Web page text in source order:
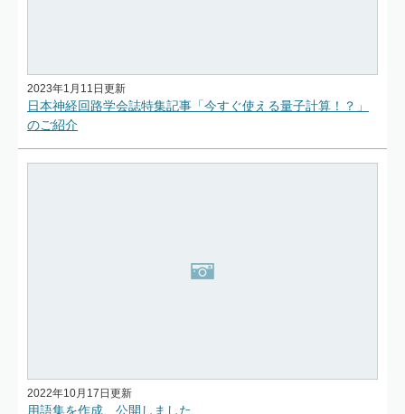
2023年1月11日更新
日本神経回路学会誌特集記事「今すぐ使える量子計算！？」
のご紹介
2022年10月17日更新
用語集を作成、公開しました